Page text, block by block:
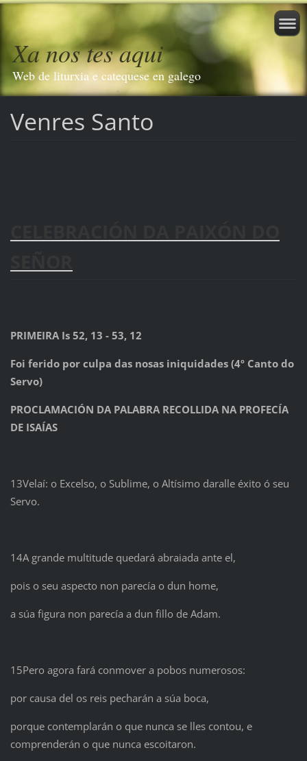
Xa nos tes aqui
Web de liturxia e catequese en galego
Venres Santo
PRIMEIRA Is 52, 13 - 53, 12
Foi ferido por culpa das nosas iniquidades (4º Canto do
Servo)
PROCLAMACIÓN DA PALABRA RECOLLIDA NA PROFECÍA
DE ISAÍAS
13Velaí: o Excelso, o Sublime, o Altísimo daralle éxito ó seu
Servo.
14A grande multitude quedará abraiada ante el,
pois o seu aspecto non parecía o dun home,
a súa figura non parecía a dun fillo de Adam.
15Pero agora fará conmover a pobos numerosos:
por causa del os reis pecharán a súa boca,
porque contemplarán o que nunca se lles contou, e
comprenderán o que nunca escoitaron.